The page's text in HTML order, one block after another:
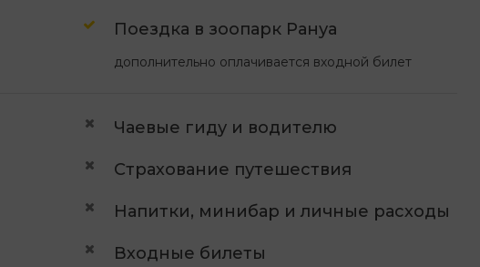
Поездка в зоопарк Рануа
дополнительно оплачивается входной билет
Чаевые гиду и водителю
Страхование путешествия
Напитки, минибар и личные расходы
Входные билеты